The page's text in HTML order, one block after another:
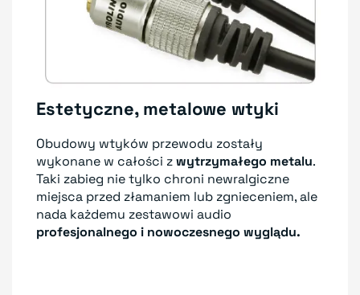
Estetyczne, metalowe wtyki
Obudowy wtyków przewodu zostały
wykonane w całości zwytrzymałego metalu.
Taki zabieg nie tylko chroni newralgiczne
miejsca przed złamaniem lub zgnieceniem, ale
nada każdemu zestawowi audio
profesjonalnego i nowoczesnego wyglądu.